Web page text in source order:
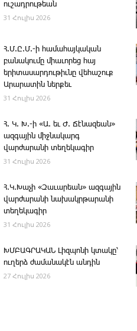
ուշադրութեան
31 Հուլիս 2026
Հ.Մ.Ը.Մ.-ի համահայկական
բանակումը միաւորեց հայ
երիտասարդութիւնը վեհաշուք
Արարատին ներքեւ
31 Հուլիս 2026
Հ. Կ. Խ.-ի «Ա. եւ Ժ. ­Ճէնազեան»
ազգային միջնակարգ
վարժարանի տեղեկագիր
31 Հուլիս 2026
Հ․Կ․Խաչի «Զաւարեան» ազգային
վարժարանի նախակրթարանի
տեղեկագիր
31 Հուլիս 2026
ԽՄԲԱԳՐԱԿԱՆ ­Լիզպոնի կտակը՝
ուղերձ ժամանակէն անդին
27 Հուլիս 2026